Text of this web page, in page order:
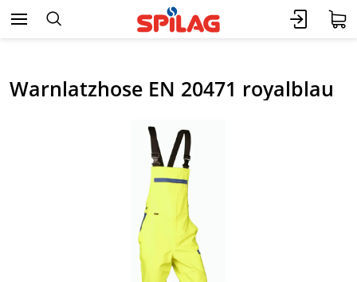
Warnlatzhose EN 20471 royalblau